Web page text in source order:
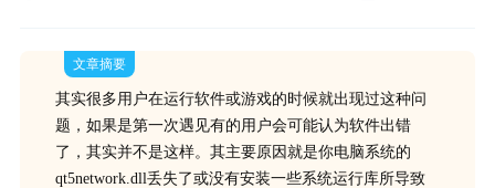
文章摘要
其实很多用户在运行软件或游戏的时候就出现过这种问
题，如果是第一次遇见有的用户会可能认为软件出错
了，其实并不是这样。其主要原因就是你电脑系统的
qt5network.dll丢失了或没有安装一些系统运行库所导致